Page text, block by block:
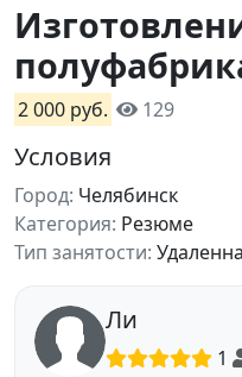
2 000 руб. 129
Условия
Город: Челябинск
Категория: Резюме
Тип занятости:
Ли
1